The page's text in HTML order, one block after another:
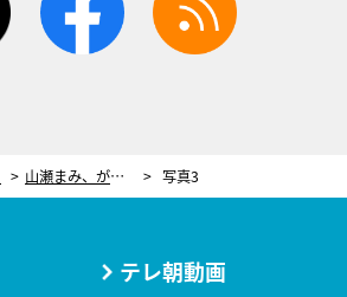
山瀬まみ、がんの合併症で脳梗塞を発症。家族には「一生喋ることが出来ないかも」と過酷な言葉も 写真3
テレ朝動画